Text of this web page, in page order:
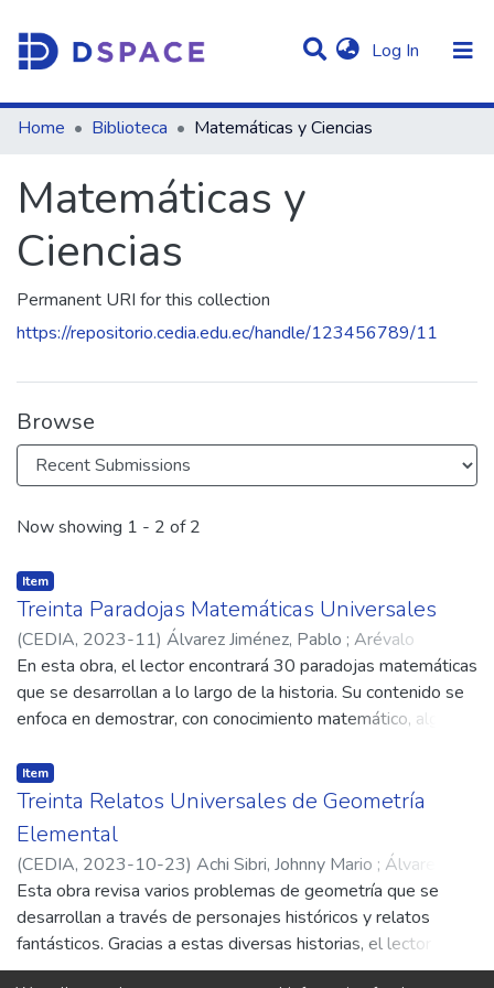
Log In (current)
Statistics
All of DSpace
Home Biblioteca Matemáticas y Ciencias
Matemáticas y
Ciencias
Permanent URI for this collection
https://repositorio.cedia.edu.ec/handle/123456789/11
Browse
Recent Submissions
Now showing 1 - 2 of 2
Item
Treinta Paradojas Matemáticas Universales
(CEDIA, 2023-11) Álvarez Jiménez, Pablo ; Arévalo
Luzuriaga, Marcelo;Bossano Cueva, José;Calderón Valle,
Roberto;Díaz Matailo Cristian; García Arcos, Joe;García
Mancero, Vicente;Llerena Aguilar, Carlos;Sarango Cuenca,
Smirnova, Marina
Miguel
En esta obra, el lector encontrará 30 paradojas matemáticas
que se desarrollan a lo largo de la historia. Su contenido se
enfoca en demostrar, con conocimiento matemático, algunas
diversas vivencias y en distintas ubicaciones geográficas.
Varios de los acontecimientos, que se presentan a
continuación, están relacionados con hechos reales e
imaginativos de los autores, considerando distintas
referencias bibliográficas muy bien investigadas. El objetivo
de esta obra es lograr que el lector se involucre, en el
fascinante mundo de las matemáticas, desde un punto de
vista vivencial; seguramente muchas de las paradojas
Item
Treinta Relatos Universales de Geometría
Elemental
(CEDIA, 2023-10-23) Achi Sibri, Johnny Mario ; Álvarez
Jiménez, Pablo; Arévalo Luzuriaga, Marcelo Javier;Bossano
Cueva, José Roberto;Calderón Valle, Roberto Daniel;
Matailo, Cristian Medardo; García Mancero, Vicente Paúl
Guamán Jachero, Manuel Jesús de los Ángeles;Haz López,
Esta obra revisa varios problemas de geometría que se
desarrollan a través de personajes históricos y relatos
fantásticos. Gracias a estas diversas historias, el lector se
involucrará en el fascinante mundo de la geometría y